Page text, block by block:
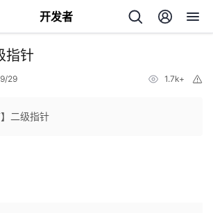
开发者
指针
29 1.7k+
】二级指针